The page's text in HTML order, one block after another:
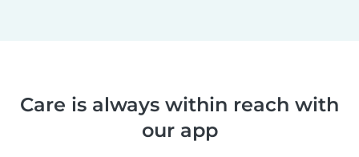
Care is always within reach with
our app